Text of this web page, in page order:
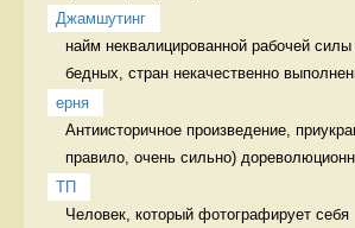
Джамшутинг
найм неквалицированной рабочей
бедных, стран некачественно
ерня
Антиисторичное произведение,
правило, очень сильно)
ТП
Человек, который фотографирует себя